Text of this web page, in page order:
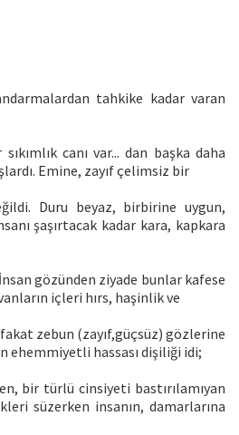
tahkike kadar varan
canı var... dan başka daha
Emine, zayıf çelimsiz bir
Duru beyaz, birbirine uygun,
şaşırtacak kadar kara, kapkara
gözünden ziyade bunlar kafese
içleri hırs, haşinlik ve
zebun (zayıf,güçsüz) gözlerine
ehemmiyetli hassası dişiliği idi;
bir türlü cinsiyeti bastırılamıyan
süzerken insanın, damarlarına